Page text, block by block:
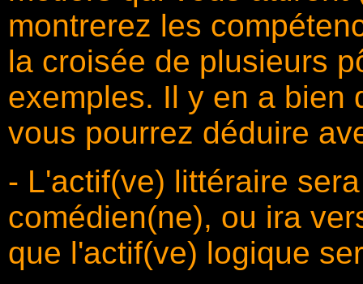
montrerez les
la croisée de plusieurs
exemples. Il y en a bien
vous pourrez déduire
- L'actif(ve) littéraire
comédien(ne), ou ira
que l'actif(ve) logique